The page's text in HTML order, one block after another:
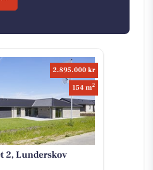
2.895.000 kr
154 m2
2, Lunderskov